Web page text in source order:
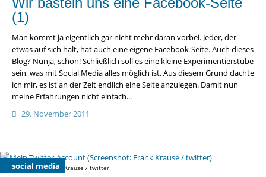
(1)
Man kommt ja eigentlich gar nicht mehr daran vorbei. Jeder, der
etwas auf sich hält, hat auch eine eigene Facebook-Seite. Auch dieses
Blog? Nunja, schon! Schließlich soll es eine kleine Experimentierstube
sein, was mit Social Media alles möglich ist. Aus diesem Grund dachte
ich mir, es ist an der Zeit endlich eine Seite anzulegen. Damit nun
meine Erfahrungen nicht einfach...
29. November 2011
Screenshot: Frank Krause / twitter
social media